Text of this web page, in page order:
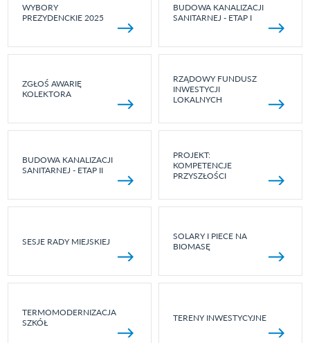
WYBORY
PREZYDENCKIE 2025
BUDOWA KANALIZACJI
SANITARNEJ - ETAP I
ZGŁOŚ AWARIĘ
KOLEKTORA
RZĄDOWY FUNDUSZ
INWESTYCJI
LOKALNYCH
BUDOWA KANALIZACJI
SANITARNEJ - ETAP II
PROJEKT:
KOMPETENCJE
PRZYSZŁOŚCI
SESJE RADY MIEJSKIEJ
SOLARY I PIECE NA
BIOMASĘ
TERMOMODERNIZACJA
SZKÓŁ
TERENY INWESTYCYJNE